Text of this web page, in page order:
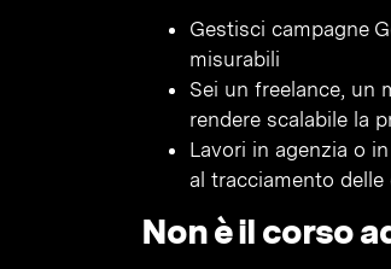
Gestisci campagne
misurabili
Sei un freelance, un
rendere scalabile la
Lavori in agenzia o
al tracciamento delle
Non è il corso